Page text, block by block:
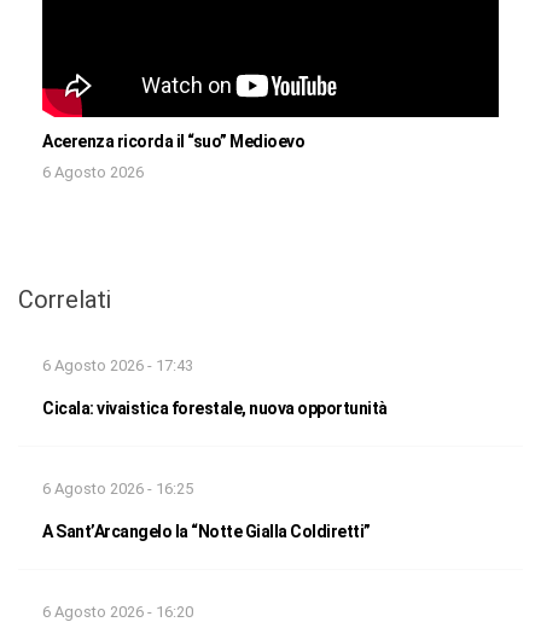
Acerenza ricorda il “suo” Medioevo
6 Agosto 2026
Correlati
6 Agosto 2026 - 17:43
Cicala: vivaistica forestale, nuova opportunità
6 Agosto 2026 - 16:25
A Sant’Arcangelo la “Notte Gialla Coldiretti”
6 Agosto 2026 - 16:20